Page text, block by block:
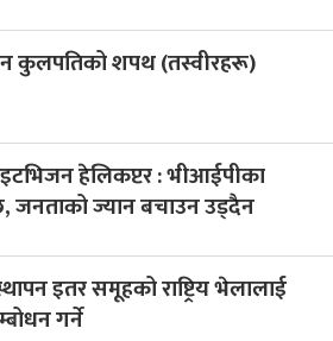
कुलपतिको शपथ (तस्वीरहरू)
हेलिकप्टर : भीआईपीका
जनताको ज्यान बचाउन उड्दैन
इतर समूहको राष्ट्रिय भेलालाई
गर्ने